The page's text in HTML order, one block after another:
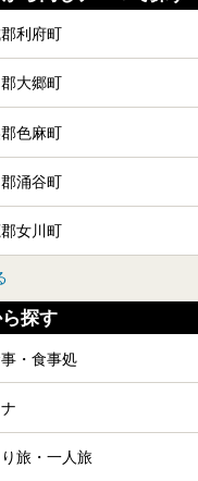
」、そしてカフェ「猿田彦珈
魅力を探りにお出かけしてき
利府町
大郷町
色麻町
涌谷町
女川町
探す
・食事処
旅・一人旅